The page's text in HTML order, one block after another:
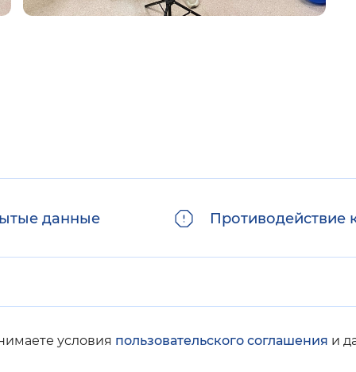
условия пользовательского соглашения и
данные Противодействие